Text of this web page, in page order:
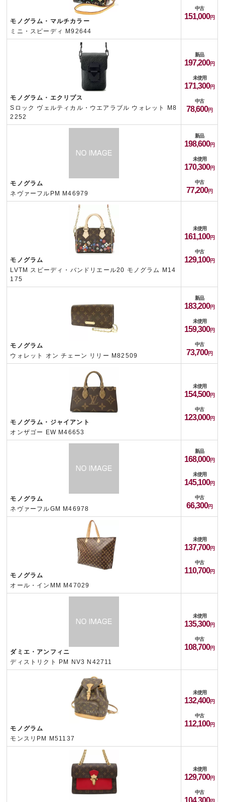
モノグラム・マルチカラー
ミニ・スピーディ M92644
中古
151,000
モノグラム・エクリプス
Sロック ヴェルティカル・ウエアラブル ウォレット M8
2252
新品
197,200
未使用
171,300
中古
78,600
モノグラム
ネヴァーフルPM M46979
新品
198,600
未使用
170,300
中古
77,200
モノグラム
LVTM スピーディ・バンドリエール20 モノグラム M14
175
未使用
161,100
中古
129,100
モノグラム
ウォレット オン チェーン リリー M82509
新品
183,200
未使用
159,300
中古
73,700
モノグラム・ジャイアント
オンザゴー EW M46653
未使用
154,500
中古
123,000
モノグラム
ネヴァーフルGM M46978
新品
168,000
未使用
145,100
中古
66,300
モノグラム
オール・インMM M47029
未使用
137,700
中古
110,700
ダミエ・アンフィニ
ディストリクト PM NV3 N42711
未使用
135,300
中古
108,700
モノグラム
モンスリPM M51137
未使用
132,400
中古
112,100
未使用
129,700
中古